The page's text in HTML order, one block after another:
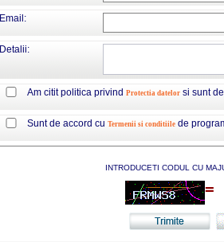
Email:
Detalii:
Am citit politica privind Protectia datelor si sunt
Sunt de accord cu Termenii si conditiile de
INTRODUCETI CODUL CU
=